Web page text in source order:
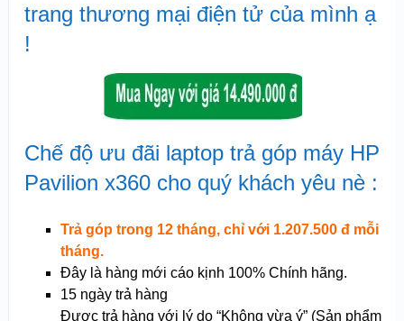
trang thương mại điện tử của mình ạ
!
Chế độ ưu đãi laptop trả góp máy HP
Pavilion x360 cho quý khách yêu nè :
Trả góp trong 12 tháng, chỉ với 1.207.500 đ mỗi
tháng.
Đây là hàng mới cáo kịnh 100% Chính hãng.
15 ngày trả hàng
Được trả hàng với lý do “Không vừa ý” (Sản phẩm